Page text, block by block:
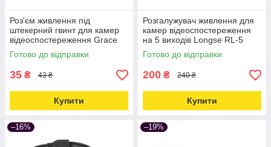
Роз'єм живлення під
штекерний гвинт для камер
відеоспостереження Grace
Security PWC-02 Love&Life -
online-multimarket-
Готово до відправки
35 ₴ 43 ₴
Купити
Розгалужувач живлення для
камер відеоспостереження
на 5 виходів Longse RL-5
Love&Life -online-multimarket-
Готово до відправки
200 ₴ 240 ₴
Купити
–16% –19%